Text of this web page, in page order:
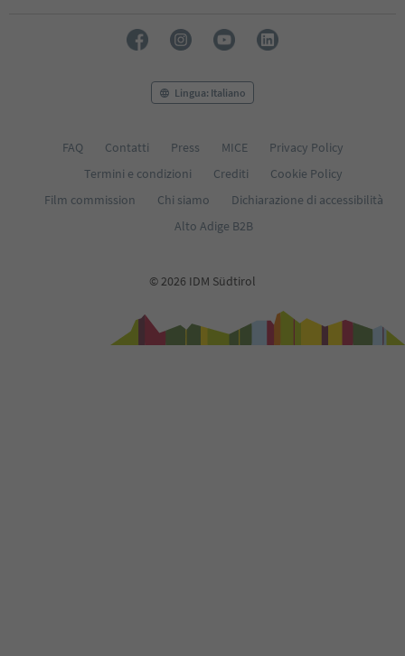
Lingua: Italiano
FAQ Contatti Press MICE
Privacy Policy
Termini e condizioni
Crediti
Cookie Policy
Film commission
Chi siamo
Dichiarazione di accessibilità
Alto Adige B2B
© 2026 IDM Südtirol